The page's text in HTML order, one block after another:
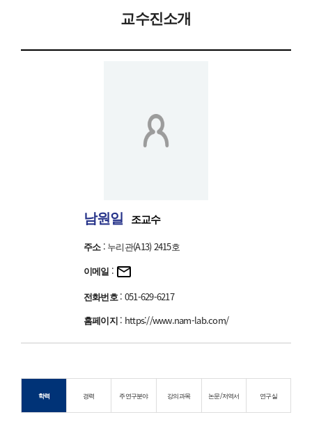
교수진소개
남원일 조교수
주소: 누리관(A13) 2415호
이메일 :
전화번호: 051-629-6217
홈페이지: https://www.nam-lab.com/
학력 경력 주연구분야 강의과목 논문/저역서 연구실